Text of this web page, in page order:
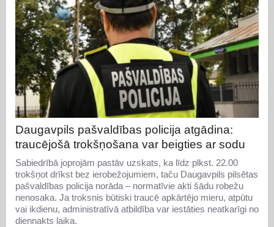
Daugavpils pašvaldības policija atgādina:
traucējošā trokšņošana var beigties ar sodu
Sabiedrībā joprojām pastāv uzskats, ka līdz plkst. 22.00
trokšņot drīkst bez ierobežojumiem, taču Daugavpils pilsētas
pašvaldības policija norāda – normatīvie akti šādu robežu
nenosaka. Ja troksnis būtiski traucē apkārtējo mieru, atpūtu
vai ikdienu, administratīvā atbildība var iestāties neatkarīgi no
diennakts laika.